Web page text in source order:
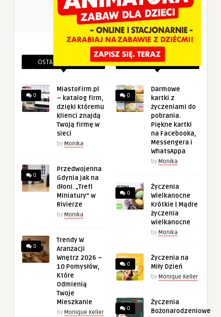
OSTATNIE PINEZKI
0
MiastoFirm.pl
– katalog firm,
dzięki któremu
klienci znajdą
Twoją firmę w
sieci
by Monika
0
Przedwojenna
Gdynia jak na
dłoni. „Trefl
Miniatury” w
Rivierze
by Monika
0
Trendy W
Aranżacji
Wnętrz 2026 –
10 Pomysłów,
Które
Odmienią
Twoje
Mieszkanie
by Monique Keller
POWIĄZANE PINEZKI
0
Darmowe
kartki z
życzeniami do
pobrania.
Piękne kartki
na Facebooka,
Messengera i
WhatsAppa
by Monika
0
Życzenia
Wielkanocne
Krótkie | Mądre
życzenia
wielkanocne
by Monika
0
Życzenia na
Miły Dzień
by Monique Keller
0
Życzenia
Bożonarodzeniowe